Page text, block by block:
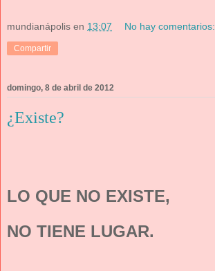
mundianápolis en 13:07 No hay comentarios:
Compartir
domingo, 8 de abril de 2012
¿Existe?
LO QUE NO EXISTE,
NO TIENE LUGAR.